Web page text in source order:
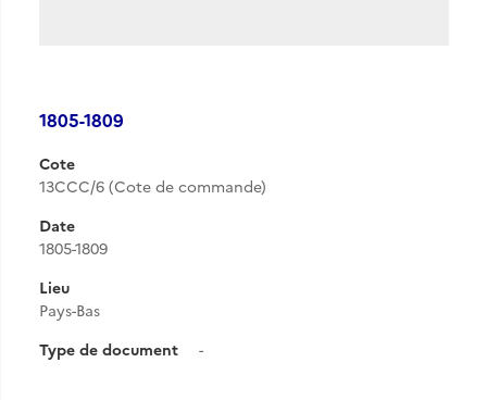
1805-1809
Cote
13CCC/6 (Cote de commande)
Date
1805-1809
Lieu
Pays-Bas
Type de document
-